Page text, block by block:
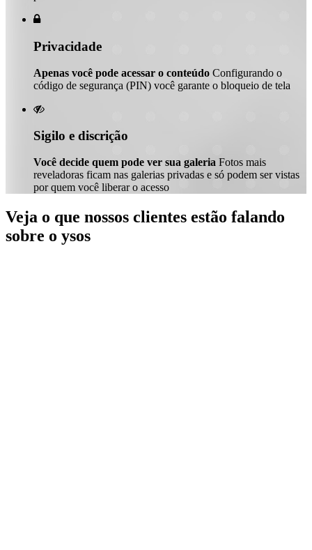

Privacidade
Apenas você pode acessar o conteúdo Configurando o
código de segurança (PIN) você garante o bloqueio de tela

Sigilo e discrição
Você decide quem pode ver sua galeria Fotos mais
reveladoras ficam nas galerias privadas e só podem ser vistas
por quem você liberar o acesso
Veja o que nossos clientes estão falando
sobre o ysos